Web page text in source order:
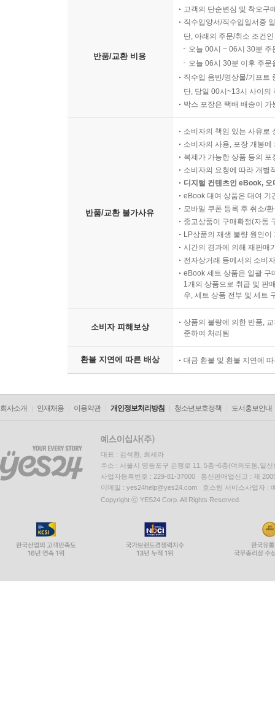
반품/교환 비용
고객의 단순변심 및 착오구
직수입양서/직수입일서중
단, 아래의 주문/취소 조건
오늘 00시 ~ 06시 30분
오늘 06시 30분 이후 주
직수입 음반/영상물/기프트
단, 당일 00시~13시 사이의
박스 포장은 택배 배송이
반품/교환 불가사유
소비자의 책임 있는 사유로
소비자의 사용, 포장 개봉
복제가 가능한 상품 등의
소비자의 요청에 따라 개별
디지털 컨텐츠인 eBook,
eBook 대여 상품은 대여 기
모바일 쿠폰 등록 후 취소/
중고상품이 구매확정(자동
LP상품의 재생 불량 원인
시간의 경과에 의해 재판매
전자상거래 등에서의 소비
eBook 세트 상품은 일괄 구
1개의 상품으로 취급 및 판
우, 세트 상품 전부 및 세트
소비자 피해보상
상품의 불량에 의한 반품,
준하여 처리됨
환불 지연에 따른 배상 대금 환불 및 환불 지연에
회사소개 인재채용 이용약관 개인정보처리방침 청소년보호정책 도서홍보안내
대표 : 김석환, 최세라
주소 : 서울시 영등포구 은행로 11, 5층~6층(여의도동,일신
사업자등록번호 : 229-81-37000 통신판매업신고 : 제
이메일 : yes24help@yes24.com 호스팅 서비스사업자 :
Copyright ⓒ YES24 Corp. All Rights Reserved.